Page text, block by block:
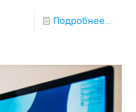
Подробнее...